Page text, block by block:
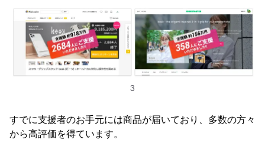
3
すでに支援者のお手元には商品が届いており、多数の方々
から高評価を得ています。